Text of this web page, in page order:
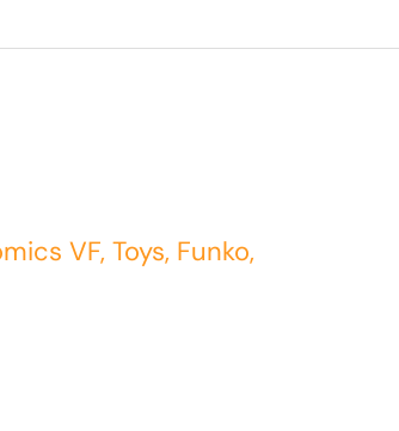
VF, Toys, Funko,